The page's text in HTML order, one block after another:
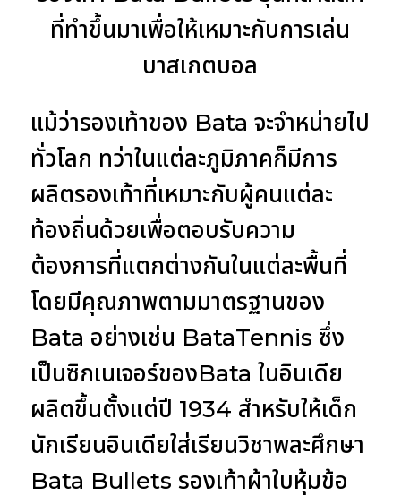
ที่ทำขึ้นมาเพื่อให้เหมาะกับการเล่น
บาสเกตบอล
แม้ว่ารองเท้าของ Bata จะจำหน่ายไป
ทั่วโลก ทว่าในแต่ละภูมิภาคก็มีการ
ผลิตรองเท้าที่เหมาะกับผู้คนแต่ละ
ท้องถิ่นด้วยเพื่อตอบรับความ
ต้องการที่แตกต่างกันในแต่ละพื้นที่
โดยมีคุณภาพตามมาตรฐานของ
Bata อย่างเช่น BataTennis ซึ่ง
เป็นซิกเนเจอร์ของBata ในอินเดีย
ผลิตขึ้นตั้งแต่ปี 1934 สำหรับให้เด็ก
นักเรียนอินเดียใส่เรียนวิชาพละศึกษา
Bata Bullets รองเท้าผ้าใบหุ้มข้อ